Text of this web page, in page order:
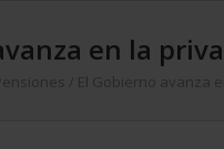
en la
El Gobierno avanza